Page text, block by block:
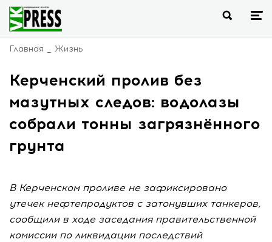
Главная Жизнь
Керченский пролив без
мазутных следов: водолазы
собрали тонны загрязнённого
грунта
В Керченском проливе не зафиксировано
утечек нефтепродуктов с затонувших танкеров,
сообщили в ходе заседания правительственной
комиссии по ликвидации последствий